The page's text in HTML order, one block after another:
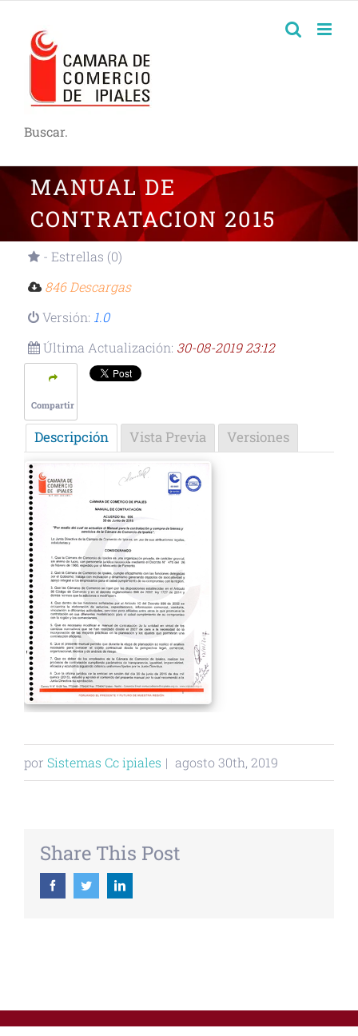
Buscar.
MANUAL DE
CONTRATACION 2015
- Estrellas (0)
846 Descargas
Versión: 1.0
Última Actualización: 30-08-2019 23:12
Compartir
Descripción Vista Previa Versiones
por Sistemas Cc ipiales | agosto 30th, 2019
Share This Post
FacebookTwitterLinkedin